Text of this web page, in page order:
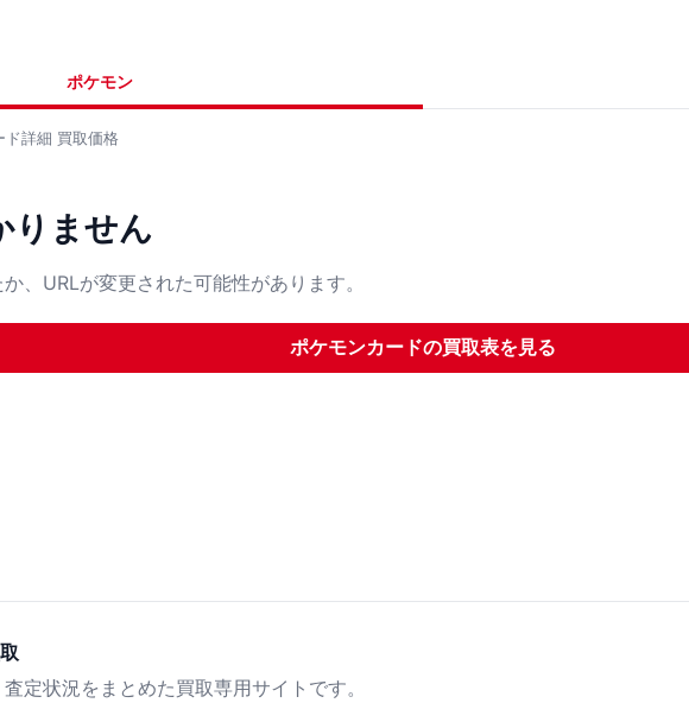
ポケモン
ド詳細 買取価格
りません
、URLが変更された可能性があります。
ポケモンカードの買取表を見る
定状況をまとめた買取専用サイトです。